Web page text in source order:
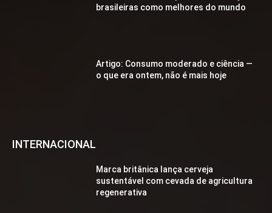
brasileiras como melhores do mundo
Artigo: Consumo moderado e ciência —
o que era ontem, não é mais hoje
INTERNACIONAL
Marca britânica lança cerveja
sustentável com cevada de agricultura
regenerativa